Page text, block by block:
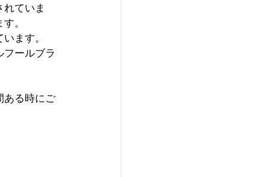
ていま
。
ます。
ールブラ
ある時にご